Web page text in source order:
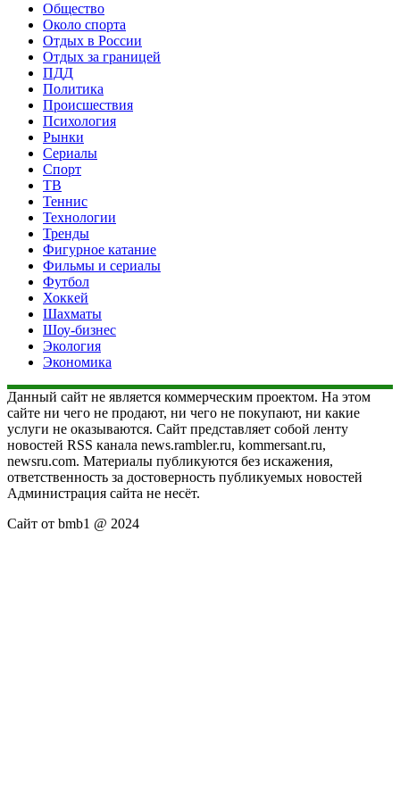
Общество
Около спорта
Отдых в России
Отдых за границей
ПДД
Политика
Происшествия
Психология
Рынки
Сериалы
Спорт
ТВ
Теннис
Технологии
Тренды
Фигурное катание
Фильмы и сериалы
Футбол
Хоккей
Шахматы
Шоу-бизнес
Экология
Экономика
Данный сайт не является коммерческим проектом. На этом
сайте ни чего не продают, ни чего не покупают, ни какие
услуги не оказываются. Сайт представляет собой ленту
новостей RSS канала news.rambler.ru, kommersant.ru,
newsru.com. Материалы публикуются без искажения,
ответственность за достоверность публикуемых новостей
Администрация сайта не несёт.
Сайт от bmb1 @ 2024